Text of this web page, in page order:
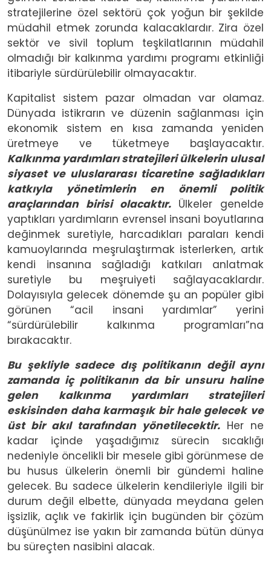
stratejilerine özel sektörü çok yoğun bir şekilde
müdahil etmek zorunda kalacaklardır. Zira özel
sektör ve sivil toplum teşkilatlarının müdahil
olmadığı bir kalkınma yardımı programı etkinliği
itibariyle sürdürülebilir olmayacaktır.
Kapitalist sistem pazar olmadan var olamaz.
Dünyada istikrarın ve düzenin sağlanması için
ekonomik sistem en kısa zamanda yeniden
üretmeye ve tüketmeye başlayacaktır.
Kalkınma yardımları stratejileri ülkelerin ulusal
siyaset ve uluslararası ticaretine sağladıkları
katkıyla yönetimlerin en önemli politik
araçlarından birisi olacaktır.Ülkeler genelde
yaptıkları yardımların evrensel insani boyutlarına
değinmek suretiyle, harcadıkları paraları kendi
kamuoylarında meşrulaştırmak isterlerken, artık
kendi insanına sağladığı katkıları anlatmak
suretiyle bu meşruiyeti sağlayacaklardır.
Dolayısıyla gelecek dönemde şu an popüler gibi
görünen “acil insani yardımlar” yerini
“sürdürülebilir kalkınma programları”na
bırakacaktır.
Bu şekliyle sadece dış politikanın değil aynı
zamanda iç politikanın da bir unsuru haline
gelen kalkınma yardımları stratejileri
eskisinden daha karmaşık bir hale gelecek ve
üst bir akıl tarafından yönetilecektir. Her ne
kadar içinde yaşadığımız sürecin sıcaklığı
nedeniyle öncelikli bir mesele gibi görünmese de
bu husus ülkelerin önemli bir gündemi haline
gelecek. Bu sadece ülkelerin kendileriyle ilgili bir
durum değil elbette, dünyada meydana gelen
işsizlik, açlık ve fakirlik için bugünden bir çözüm
düşünülmez ise yakın bir zamanda bütün dünya
bu süreçten nasibini alacak.